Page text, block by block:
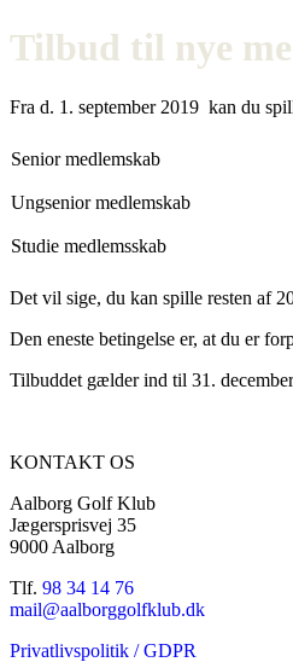
Tilbud til nye
Fra d. 1. september 2019 kan du
Senior medlemskab
Ungsenior medlemskab
Studie medlemsskab
Det vil sige, du kan spille resten af
Den eneste betingelse er, at du er
Tilbuddet gælder ind til 31.
KONTAKT OS
Aalborg Golf Klub
Jægersprisvej 35
9000 Aalborg
Tlf. 98 34 14 76
mail@aalborggolfklub.dk
Privatlivspolitik / GDPR